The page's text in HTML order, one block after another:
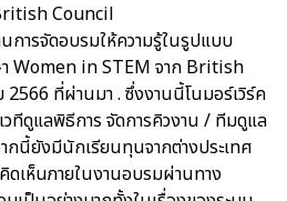
Council
การจัดอบรมให้ความรู้ในรูปแบบ
Women in STEM จาก British
ที่ผ่านมา . ซึ่งงานนี้โนมอร์เวิร์ค
ทีดูแลพิธีการ จัดการคิวงาน / ทีมดูแล
กนี้ยังมีนักเรียนทุนจากต่างประเทศ
ดเห็นภายในงานอบรมผ่านทาง